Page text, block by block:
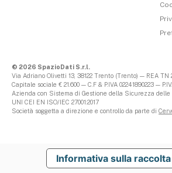
© 2026 SpazioDati S.r.l.
Via Adriano Olivetti 13, 38122 Trento (Trento) — REA TN
Capitale sociale € 21.600 — C.F & P.IVA 02241890223 —
Azienda con Sistema di Gestione della Sicurezza
UNI CEI EN ISO/IEC 27001:2017
Società soggetta a direzione e controllo da parte di
Informativa sulla raccolta